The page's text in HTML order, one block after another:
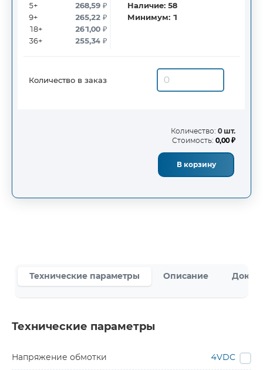
5+
9+
18+
36+
268,59₽
265,22₽
261,00₽
255,34₽
Наличие:58
Минимум: 1
Количество в заказ
Количество: 0 шт.
Стоимость: 0,00 ₽
В корзину
Технические параметры Описание
Технические параметры
Напряжение обмотки 4VDC